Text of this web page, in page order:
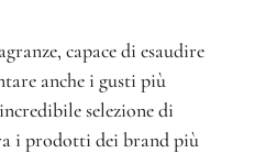
capace di esaudire
anche i gusti più
selezione di
i prodotti dei brand più